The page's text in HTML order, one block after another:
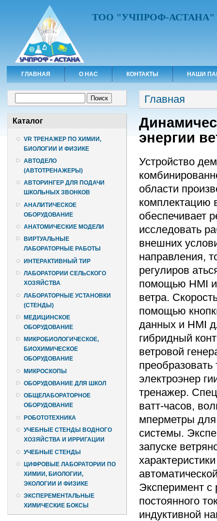
ТОО "УЧПРОФ-АСТАНА"
ГЛАВНАЯ О НАС КОНТАКТЫ НАШИ
Каталог
VR ТРЕНАЖЕР ПО ХИМИИ,
БИОЛОГИИ И ФИЗИКЕ
АВТОДЕЛО
(АВТОТРЕНАЖЕРЫ)
АВТОРИНГЕР ДЛЯ ПОДАЧИ
ШКОЛЬНЫХ ЗВОНКОВ
АНАЛИТИЧЕСКОЕ
ОБОРУДОВАНИЕ
АНАТОМИЧЕСКИЕ МОДЕЛИ
ВИРТУАЛЬНЫЕ
ЛАБОРАТОРНЫЕ РАБОТЫ
ИНТЕРАКТИВНЫЙ ТИР
ЛАБОРАТОРИИ СЕЛЬСКОГО
ХОЗЯЙСТВА
ЛАБОРАТОРНЫЕ УСТАНОВКИ
(СТЕНДЫ)
МЕДИЦИНСКОЕ
ОБОРУДОВАНИЕ
МИКРОБИОЛОГИЧЕСКОЕ,
БИОХИМИЧЕСКОЕ
ОБОРУДОВАНИЕ
МИКРОСКОПЫ
ОБОРУДОВАНИЕ ДЛЯ ШКОЛ
ОБЩЕЛАБОРАТОРНОЕ
ОБОРУДОВАНИЕ
РОБОТОТЕХНИКА
УЧЕБНЫЕ СТЕНДЫ ВОДНОГО
ХОЗЯЙСТВА И ИРРИГАЦИИ
УЧЕБНЫЕ СТЕНДЫ
ЦИФРОВЫЕ ЛАБОРАТОРИИ ПО
ХИМИИ, БИОЛОГИИ,
ЭКОЛОГИИ И ФИЗИКЕ
ЭКСПЕРЕМЕНТАЛЬНЫЕ
ХИМИЧЕСКИЕ БОКСЫ
Вы здесь
Главная
энергии
Устройство
области
комплектацию
обеспечивает
исследовать
внешних
направления,
регулиров
помощью HMI и
ветра.
помощью
данных и HMI
гибридный
ветровой
электроэнер
тренажер.
ватт-часов,
мперметры для
системы.
запуске
Эксперимент с
постоянного
индуктивной